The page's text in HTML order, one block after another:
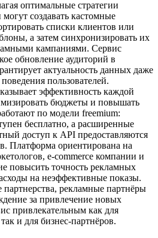
оптимальные стратегии
создавать кастомные
списки клиентов или
а затем синхронизировать их
кампаниями. Сервис
обновление аудиторий в
актуальность данных даже
пользователей.
эффективность каждой
бюджеты и повышать
по модели freemium:
бесплатно, а расширенные
доступ к API предоставляются
Платформа ориентирована на
e‑commerce компании и
повысить точность рекламных
на неэффективные показы.
партнерства, рекламные партнёры
за привлечение новых
привлекательным как для
и для бизнес‑партнёров.